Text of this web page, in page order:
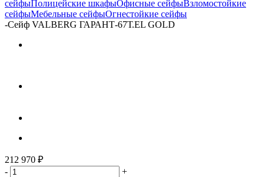
сейфыПолицейские шкафыОфисные сейфыВзломостойкие
сейфыМебельные сейфыОгнестойкие сейфы
-Сейф VALBERG ГАРАНТ-67Т.EL GOLD
212 970 ₽
-
+